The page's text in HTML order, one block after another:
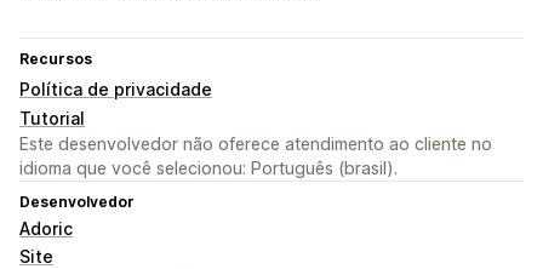
Recursos
Política de privacidade
Tutorial
Este desenvolvedor não oferece atendimento ao cliente no
idioma que você selecionou: Português (brasil).
Desenvolvedor
Adoric
Site